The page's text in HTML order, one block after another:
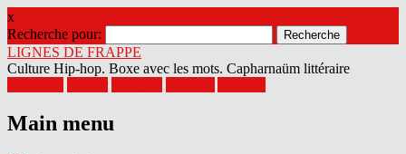
x
Recherche pour:
LIGNES DE FRAPPE
Culture Hip-hop. Boxe avec les mots. Capharnaüm littéraire
Main menu